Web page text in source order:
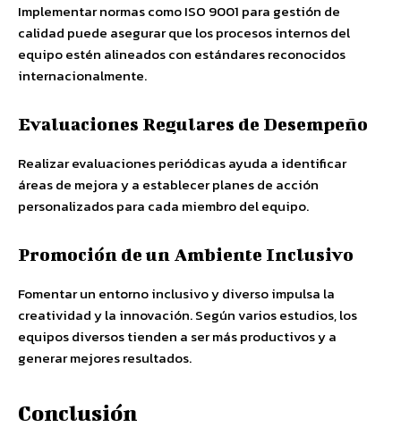
Implementar normas como ISO 9001 para gestión de
calidad puede asegurar que los procesos internos del
equipo estén alineados con estándares reconocidos
internacionalmente.
Evaluaciones Regulares de Desempeño
Realizar evaluaciones periódicas ayuda a identificar
áreas de mejora y a establecer planes de acción
personalizados para cada miembro del equipo.
Promoción de un Ambiente Inclusivo
Fomentar un entorno inclusivo y diverso impulsa la
creatividad y la innovación. Según varios estudios, los
equipos diversos tienden a ser más productivos y a
generar mejores resultados.
Conclusión